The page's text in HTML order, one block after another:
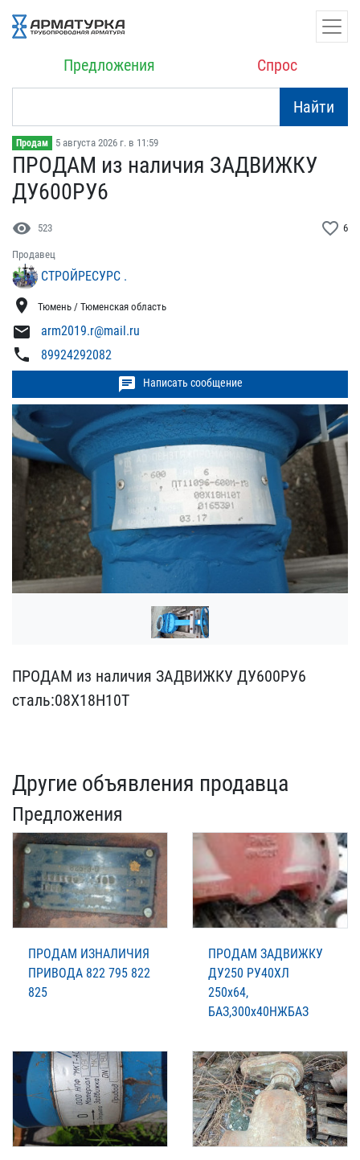
Предложения Спрос
Найти
Продам 5 августа 2026 г. в 11:59
ПРОДАМ из наличия ЗАДВИЖ​КУ
ДУ600РУ6
visibility 523 favorite_border 6
Продавец
СТРОЙРЕСУРС .
location_on Тюмень / Тюменская область
mail arm2019.r@mail.ru
phone 89924292082
chat Написать сообщение
ПРОДАМ из наличия ЗАДВИЖ​КУ ДУ600РУ6
сталь:08Х18​Н10Т
Другие объявления продавца
Предложения
ПРОДАМ ИЗНАЛИЧИЯ
ПРИВОДА 822 795 822
825
ПРОДАМ ЗАДВИЖКУ
ДУ250 РУ40ХЛ
250х64,
БАЗ,300х40НЖБАЗ